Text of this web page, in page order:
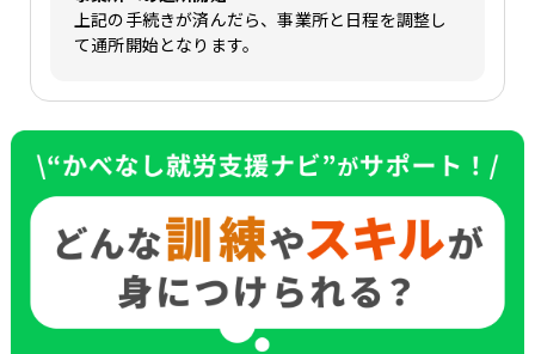
上記の手続きが済んだら、事業所と日程を調整し
て通所開始となります。